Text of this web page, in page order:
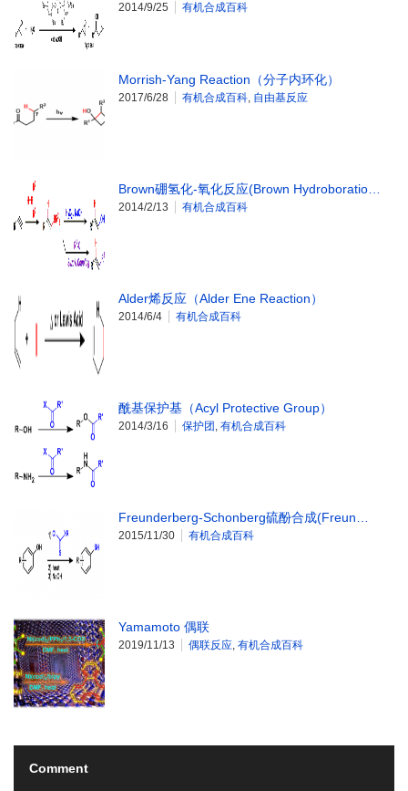
2014/9/25 有机合成百科
Morrish-Yang Reaction（分子内环化）
2017/6/28 有机合成百科, 自由基反应
Brown硼氢化-氧化反应(Brown Hydroboratio…
2014/2/13 有机合成百科
Alder烯反应（Alder Ene Reaction）
2014/6/4 有机合成百科
酰基保护基（Acyl Protective Group）
2014/3/16 保护团 , 有机合成百科
Freunderberg-Schonberg硫酚合成(Freun…
2015/11/30 有机合成百科
Yamamoto 偶联
2019/11/13 偶联反应, 有机合成百科
Comment